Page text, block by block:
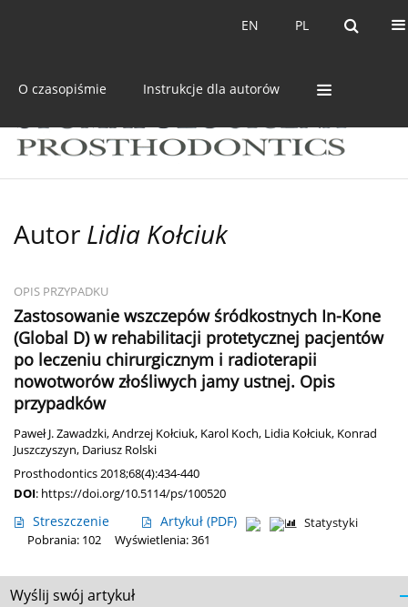
PL
EN PL
EN
O czasopiśmie Instrukcje dla autorów
Autor Lidia Kołciuk
OPIS PRZYPADKU
Zastosowanie wszczepów śródkostnych In-Kone
(Global D) w rehabilitacji protetycznej pacjentów
po leczeniu chirurgicznym i radioterapii
nowotworów złośliwych jamy ustnej. Opis
przypadków
Paweł J. Zawadzki,Andrzej Kołciuk, Karol Koch, Lidia Kołciuk, Konrad
Juszczyszyn, Dariusz Rolski
Prosthodontics 2018;68(4):434-440
DOI: https://doi.org/10.5114/ps/100520
Streszczenie Artykuł (PDF)
Statystyki
Pobrania: 102
Wyświetlenia: 361
Wyślij swój artykuł